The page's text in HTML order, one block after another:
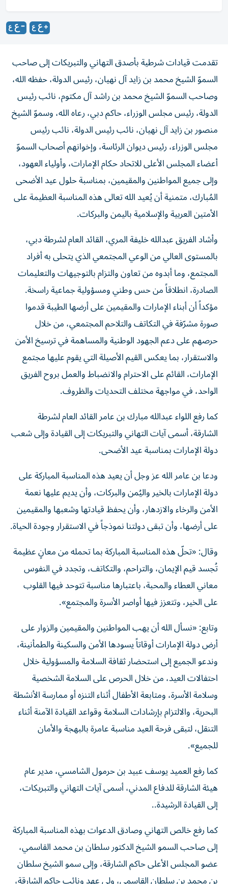
تقدمت قيادات شرطية بأصدق التهاني والتبريكات إلى صاحب
السموّ الشيخ محمد بن زايد آل نهيان، رئيس الدولة، حفظه الله،
وصاحب السموّ الشيخ محمد بن راشد آل مكتوم، نائب رئيس
الدولة، رئيس مجلس الوزراء، حاكم دبي، رعاه الله، وسموّ الشيخ
منصور بن زايد آل نهيان، نائب رئيس الدولة، نائب رئيس
مجلس الوزراء، رئيس ديوان الرئاسة، وإخوانهم أصحاب السموّ
أعضاء المجلس الأعلى للاتحاد حكام الإمارات، وأولياء العهود،
وإلى جميع المواطنين والمقيمين، بمناسبة حلول عيد الأضحى
المُبارك، متمنية أن يُعيد الله تعالى هذه المناسبة العظيمة على
الأمتين العربية والإسلامية باليمن والبركات.
وأشاد الفريق عبدالله خليفة المري، القائد العام لشرطة دبي،
بالمستوى العالي من الوعي المجتمعي الذي يتحلى به أفراد
المجتمع، وما أبدوه من تعاون والتزام بالتوجيهات والتعليمات
الصادرة، انطلاقاً من حس وطني ومسؤولية جماعية راسخة.
مؤكداً أن أبناء الإمارات والمقيمين على أرضها الطيبة قدموا
صورة مشرّفة في التكاتف والتلاحم المجتمعي، من خلال
حرصهم على دعم الجهود الوطنية والمساهمة في ترسيخ الأمن
والاستقرار، بما يعكس القيم الأصيلة التي يقوم عليها مجتمع
الإمارات، القائم على الاحترام والانضباط والعمل بروح الفريق
الواحد، في مواجهة مختلف التحديات والظروف.
كما رفع اللواء عبدالله مبارك بن عامر القائد العام لشرطة
الشارقة، أسمى آيات التهاني والتبريكات إلى القيادة وإلى شعب
دولة الإمارات بمناسبة عيد الأضحى.
ودعا بن عامر الله عز وجل أن يعيد هذه المناسبة المباركة على
دولة الإمارات بالخير واليُمن والبركات، وأن يديم عليها نعمة
الأمن والرخاء والازدهار، وأن يحفظ قيادتها وشعبها والمقيمين
على أرضها، وأن تبقى دولتنا نموذجاً في الاستقرار وجودة الحياة.
وقال: «تحلّ هذه المناسبة المباركة بما تحمله من معانٍ عظيمة
تُجسد قيم الإيمان، والتراحم، والتكاتف، وتجدد في النفوس
معاني العطاء والمحبة، باعتبارها مناسبة تتوحد فيها القلوب
على الخير، وتتعزز فيها أواصر الأسرة والمجتمع».
وتابع: «نسأل الله أن يهب المواطنين والمقيمين والزوار على
أرض دولة الإمارات أوقاتاً يسودها الأمن والسكينة والطمأنينة،
وندعو الجميع إلى استحضار ثقافة السلامة والمسؤولية خلال
احتفالات العيد، من خلال الحرص على السلامة الشخصية
وسلامة الأسرة، ومتابعة الأطفال أثناء التنزه أو ممارسة الأنشطة
البحرية، والالتزام بإرشادات السلامة وقواعد القيادة الآمنة أثناء
التنقل، لتبقى فرحة العيد مناسبة عامرة بالبهجة والأمان
للجميع».
كما رفع العميد يوسف عبيد بن حرمول الشامسي، مدير عام
هيئة الشارقة للدفاع المدني، أسمى آيات التهاني والتبريكات،
إلى القيادة الرشيدة..
كما رفع خالص التهاني وصادق الدعوات بهذه المناسبة المباركة
إلى صاحب السمو الشيخ الدكتور سلطان بن محمد القاسمي،
عضو المجلس الأعلى حاكم الشارقة، وإلى سمو الشيخ سلطان